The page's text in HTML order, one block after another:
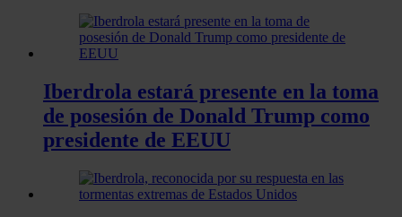
Iberdrola estará presente en la toma
de posesión de Donald Trump como
presidente de EEUU